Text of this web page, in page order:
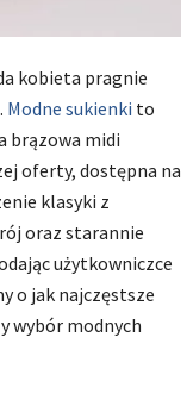
kobieta pragnie
Modne sukienki to
brązowa midi
oferty, dostępna na
klasyki z
oraz starannie
użytkowniczce
o jak najczęstsze
wybór modnych